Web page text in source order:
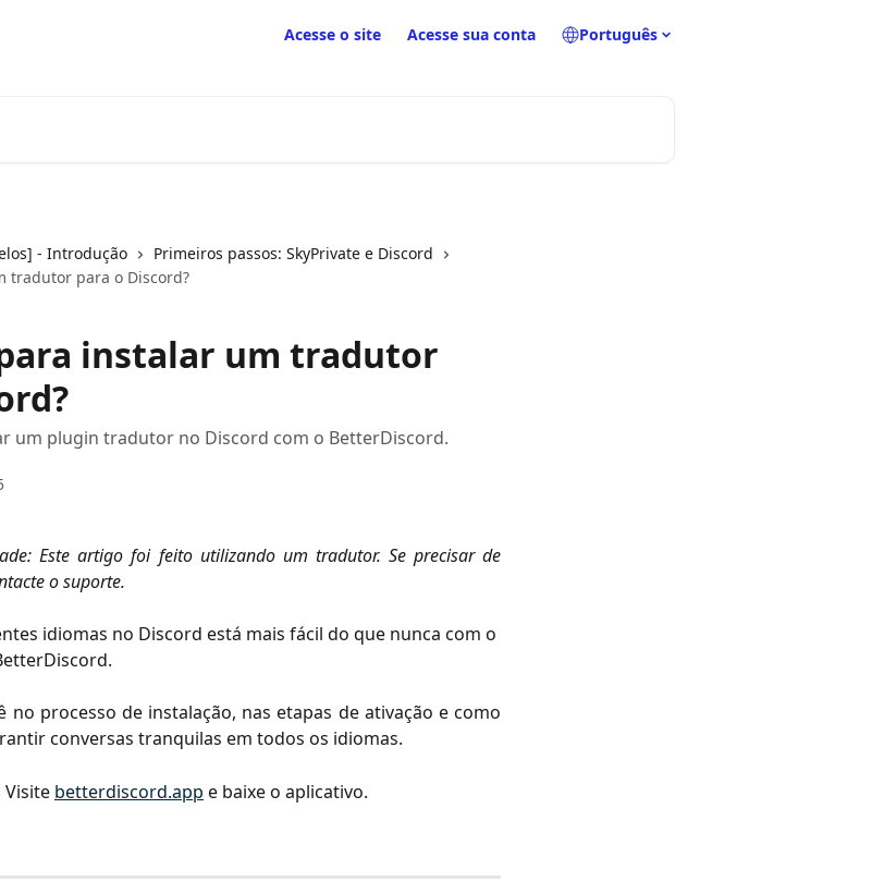
Acesse o site Acesse sua conta Português
- Introdução
Primeiros passos: SkyPrivate e Discord
tradutor para o Discord?
instalar um tradutor
um plugin tradutor no Discord com o BetterDiscord.
Este artigo foi feito utilizando um tradutor. Se precisar de
o suporte.
idiomas no Discord está mais fácil do que nunca com o
no processo de instalação, nas etapas de ativação e como
conversas tranquilas em todos os idiomas.
Visite betterdiscord.app e baixe o aplicativo.